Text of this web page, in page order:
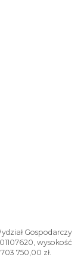
Gospodarczy
wysokość
750,00 zł.